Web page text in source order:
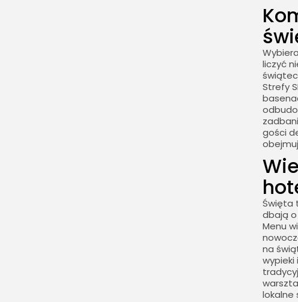
liczyć
Strefy
gości
Święta
dbają o
Menu
na
wypieki
lokalne